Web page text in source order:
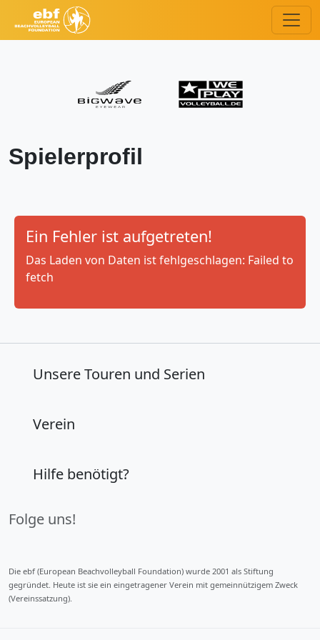
Spielerprofil
Ein Fehler ist aufgetreten!
Das Laden von Daten ist fehlgeschlagen: Failed to
fetch
Unsere Touren und Serien
Verein
Hilfe benötigt?
Folge uns!
Die ebf (European Beachvolleyball Foundation) wurde 2001 als Stiftung
gegründet. Heute ist sie ein eingetragener Verein mit gemeinnützigem Zweck
(Vereinssatzung).